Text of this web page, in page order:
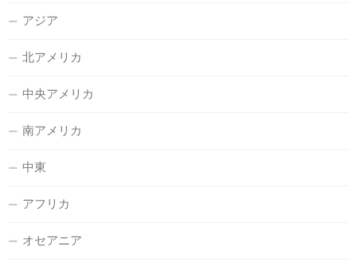
アジア
北アメリカ
中央アメリカ
南アメリカ
中東
アフリカ
オセアニア